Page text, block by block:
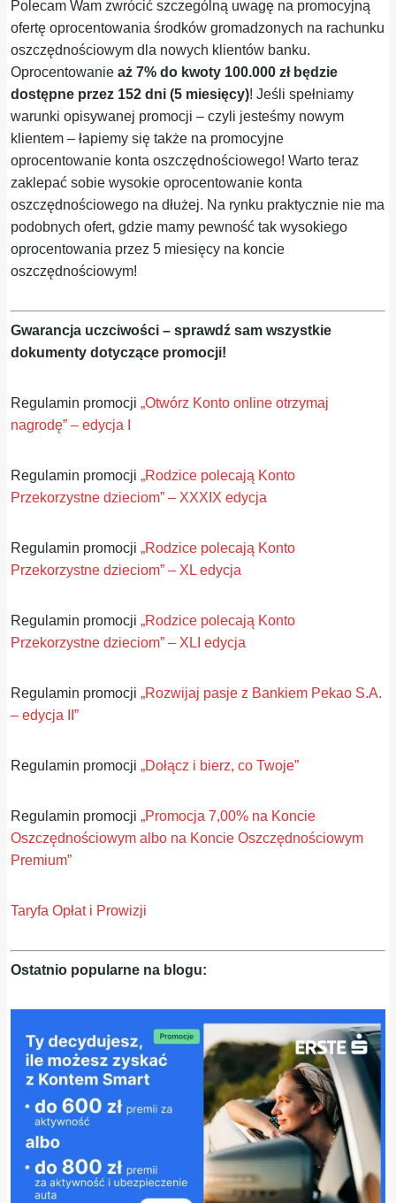
Polecam Wam zwrócić szczególną uwagę na promocyjną
ofertę oprocentowania środków gromadzonych na rachunku
oszczędnościowym dla nowych klientów banku.
Oprocentowanieaż 7% do kwoty 100.000 zł będzie
dostępne przez 152 dni (5 miesięcy)! Jeśli spełniamy
warunki opisywanej promocji – czyli jesteśmy nowym
klientem – łapiemy się także na promocyjne
oprocentowanie konta oszczędnościowego! Warto teraz
zaklepać sobie wysokie oprocentowanie konta
oszczędnościowego na dłużej. Na rynku praktycznie nie ma
podobnych ofert, gdzie mamy pewność tak wysokiego
oprocentowania przez 5 miesięcy na koncie
oszczędnościowym!
Gwarancja uczciwości – sprawdź sam wszystkie
dokumenty dotyczące promocji!
Regulamin promocji„Otwórz Konto online otrzymaj
nagrodę” – edycja I
Regulamin promocji„Rodzice polecają Konto
Przekorzystne dzieciom” – XXXIX edycja
Regulamin promocji„Rodzice polecają Konto
Przekorzystne dzieciom” – XL edycja
Regulamin promocji„Rodzice polecają Konto
Przekorzystne dzieciom” – XLI edycja
Regulamin promocji„Rozwijaj pasje z Bankiem Pekao S.A.
– edycja II”
Regulamin promocji„Dołącz i bierz, co Twoje”
Regulamin promocji„Promocja 7,00% na Koncie
Oszczędnościowym albo na Koncie Oszczędnościowym
Premium”
Taryfa Opłat i Prowizji
Ostatnio popularne na blogu: